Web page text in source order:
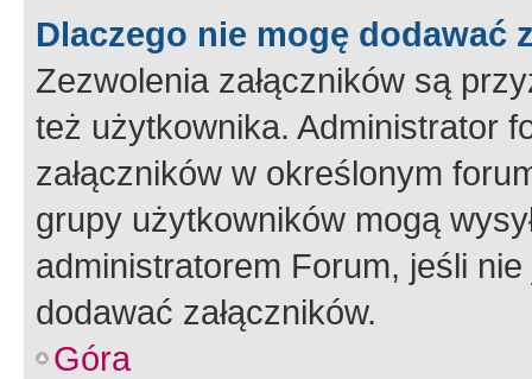
Dlaczego nie mogę dodawać
Zezwolenia załączników są
też użytkownika. Administrator
załączników w określonym
grupy użytkowników mogą
administratorem Forum, jeśli
dodawać załączników.
Góra